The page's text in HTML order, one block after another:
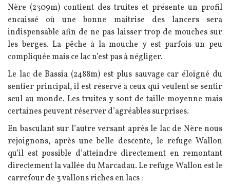
Nère (2309m) contient des truites et présente un profil
encaissé où une bonne maitrise des lancers sera
indispensable afin de ne pas laisser trop de mouches sur
les berges. La pêche à la mouche y est parfois un peu
compliquée mais ce lac n’est pas à négliger.
Le lac de Bassia (2488m) est plus sauvage car éloigné du
sentier principal, il est réservé à ceux qui veulent se sentir
seul au monde. Les truites y sont de taille moyenne mais
certaines peuvent réserver d’agréables surprises.
En basculant sur l’autre versant après le lac de Nère nous
rejoignons, après une belle descente, le refuge Wallon
qu’il est possible d’atteindre directement en remontant
directement la vallée du Marcadau. Le refuge Wallon est le
carrefour de 3 vallons riches en lacs :